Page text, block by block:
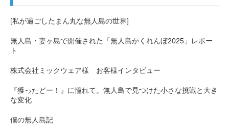
[私が過ごしたまん丸な無人島の世界]
無人島・妻ヶ島で開催された「無人島かくれんぼ2025」レポー
ト
株式会社ミックウェア様 お客様インタビュー
『獲ったどー！』に憧れて。無人島で見つけた小さな挑戦と大き
な変化
僕の無人島記